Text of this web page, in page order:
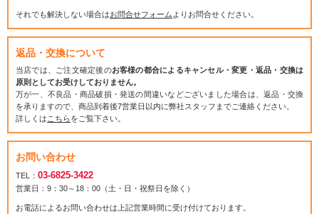
それでも解決しない場合はお問合せフォーム よりお問合せください。
返品・交換について
当店では、ご注文確定後のお客様の都合によるキャンセル・変更・返品・交換は
原則としてお受けしておりません。
万が一、不良品・商品破損・発送の間違いなどございました場合は、返品・交換
を承りますので、商品到着後7営業日以内に弊社スタッフまでご連絡ください。
詳しくは こちらをご覧下さい。
お問い合わせ
TEL： 03-6825-3422
営業日：9：30～18：00（土・日・祝祭日を除く）
お電話によるお問い合わせは上記営業時間に受け付けております。